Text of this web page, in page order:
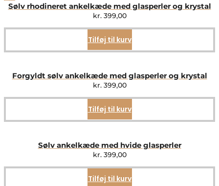
Sølv rhodineret ankelkæde med glasperler og krystal
kr.399,00
Tilføj til kurv
Forgyldt sølv ankelkæde med glasperler og krystal
kr.399,00
Tilføj til kurv
Sølv ankelkæde med hvide glasperler
kr.399,00
Tilføj til kurv